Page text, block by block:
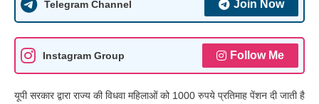
Telegram Channel Join Now
Instagram Group Follow Me
यूपी सरकार द्वारा राज्य की विधवा महिलाओं को 1000 रुपये प्रतिमाह पेंशन दी जाती है